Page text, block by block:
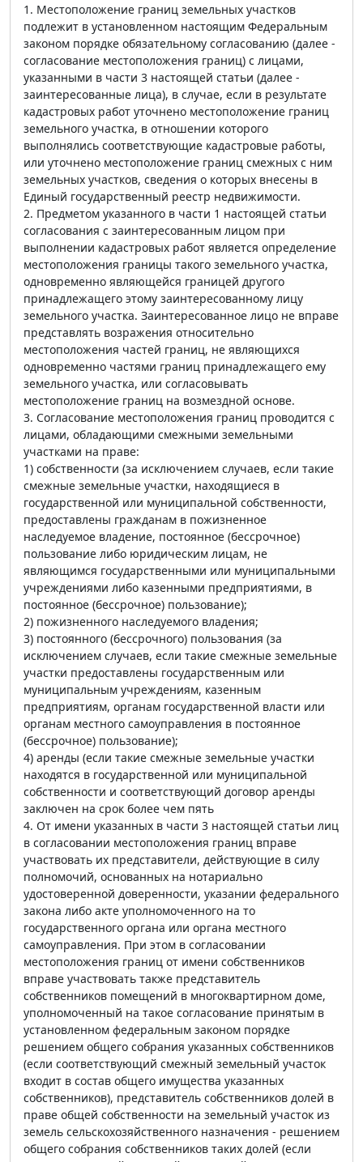
1. Местоположение границ земельных участков
подлежит в установленном настоящим Федеральным
законом порядке обязательному согласованию (далее -
согласование местоположения границ) с лицами,
указанными в части 3 настоящей статьи (далее -
заинтересованные лица), в случае, если в результате
кадастровых работ уточнено местоположение границ
земельного участка, в отношении которого
выполнялись соответствующие кадастровые работы,
или уточнено местоположение границ смежных с ним
земельных участков, сведения о которых внесены в
Единый государственный реестр недвижимости.
2. Предметом указанного в части 1 настоящей статьи
согласования с заинтересованным лицом при
выполнении кадастровых работ является определение
местоположения границы такого земельного участка,
одновременно являющейся границей другого
принадлежащего этому заинтересованному лицу
земельного участка. Заинтересованное лицо не вправе
представлять возражения относительно
местоположения частей границ, не являющихся
одновременно частями границ принадлежащего ему
земельного участка, или согласовывать
местоположение границ на возмездной основе.
3. Согласование местоположения границ проводится с
лицами, обладающими смежными земельными
участками на праве:
1) собственности (за исключением случаев, если такие
смежные земельные участки, находящиеся в
государственной или муниципальной собственности,
предоставлены гражданам в пожизненное
наследуемое владение, постоянное (бессрочное)
пользование либо юридическим лицам, не
являющимся государственными или муниципальными
учреждениями либо казенными предприятиями, в
постоянное (бессрочное) пользование);
2) пожизненного наследуемого владения;
3) постоянного (бессрочного) пользования (за
исключением случаев, если такие смежные земельные
участки предоставлены государственным или
муниципальным учреждениям, казенным
предприятиям, органам государственной власти или
органам местного самоуправления в постоянное
(бессрочное) пользование);
4) аренды (если такие смежные земельные участки
находятся в государственной или муниципальной
собственности и соответствующий договор аренды
заключен на срок более чем пять
4. От имени указанных в части 3 настоящей статьи лиц
в согласовании местоположения границ вправе
участвовать их представители, действующие в силу
полномочий, основанных на нотариально
удостоверенной доверенности, указании федерального
закона либо акте уполномоченного на то
государственного органа или органа местного
самоуправления. При этом в согласовании
местоположения границ от имени собственников
вправе участвовать также представитель
собственников помещений в многоквартирном доме,
уполномоченный на такое согласование принятым в
установленном федеральным законом порядке
решением общего собрания указанных собственников
(если соответствующий смежный земельный участок
входит в состав общего имущества указанных
собственников), представитель собственников долей в
праве общей собственности на земельный участок из
земель сельскохозяйственного назначения - решением
общего собрания собственников таких долей (если